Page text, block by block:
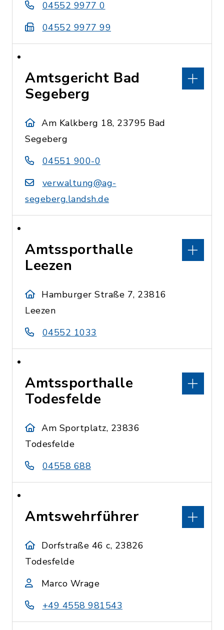
04552 9977 0
04552 9977 99
Amtsgericht Bad
Segeberg
Am Kalkberg 18, 23795 Bad
Segeberg
04551 900-0
verwaltung@ag-
segeberg.landsh.de
Amtssporthalle
Leezen
Hamburger Straße 7, 23816
Leezen
04552 1033
Amtssporthalle
Todesfelde
Am Sportplatz, 23836
Todesfelde
04558 688
Amtswehrführer
Dorfstraße 46 c, 23826
Todesfelde
Marco Wrage
+49 4558 981543